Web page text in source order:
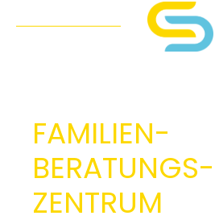
FAMILIEN­
BERATUNGS­
ZENTRUM